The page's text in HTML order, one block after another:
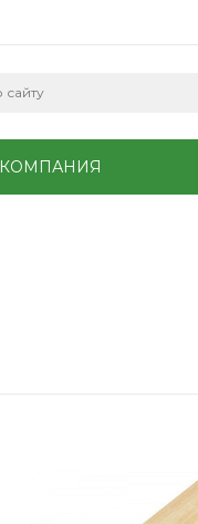
КОМПАНИЯ